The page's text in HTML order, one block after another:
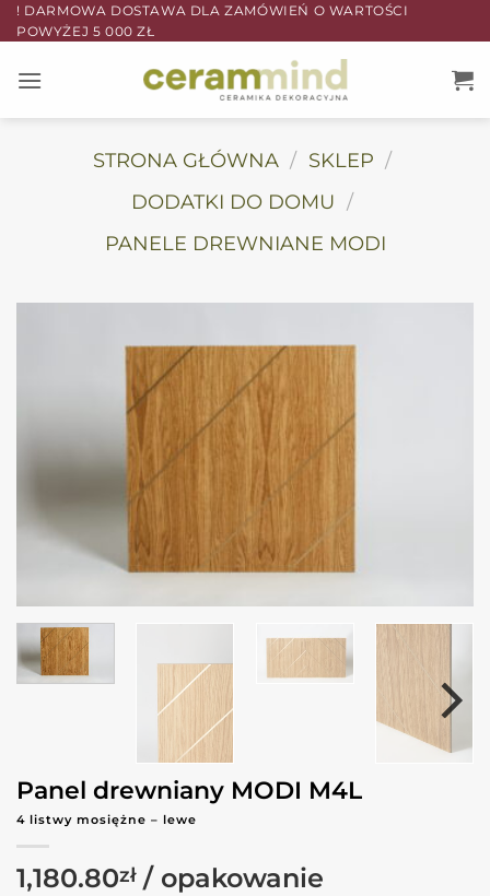
Przewiń
do
! DARMOWA DOSTAWA DLA ZAMÓWIEŃ O WARTOŚCI
POWYŻEJ 5 000 ZŁ
STRONA GŁÓWNA / SKLEP /
DODATKI DO DOMU
/
PANELE DREWNIANE MODI
Panel drewniany MODI M4L
4 listwy mosiężne – lewe
1,180.80zł